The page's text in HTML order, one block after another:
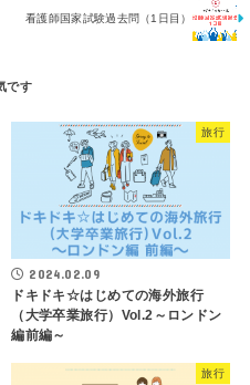
看護師国家試験過去問（1日目）
旅行
2024.02.09
ドキドキ☆はじめての海外旅行
（大学卒業旅行）Vol.2～ロンドン
編前編～
旅行